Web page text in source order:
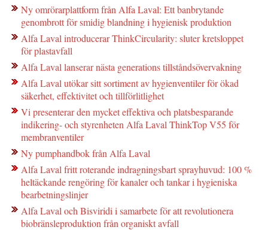
Ny omrörarplattform från Alfa Laval: Ett banbrytande
genombrott för smidig blandning i hygienisk produktion
Alfa Laval introducerar ThinkCircularity: sluter kretsloppet
för plastavfall
Alfa Laval lanserar nästa generations tillståndsövervakning
Alfa Laval utökar sitt sortiment av hygienventiler för ökad
säkerhet, effektivitet och tillförlitlighet
Vi presenterar den mycket effektiva och platsbesparande
indikering- och styrenheten Alfa Laval ThinkTop V55 för
membranventiler
Ny pumphandbok från Alfa Laval
Alfa Laval fritt roterande indragningsbart sprayhuvud: 100 %
heltäckande rengöring för kanaler och tankar i hygieniska
bearbetningslinjer
Alfa Laval och Bisviridi i samarbete för att revolutionera
biobränsleproduktion från organiskt avfall